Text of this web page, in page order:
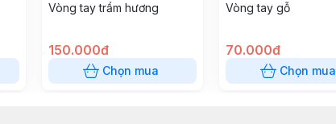
Vòng tay trầm hương
150.000đ
Chọn mua
Vòng tay gỗ
70.000đ
Chọn mua